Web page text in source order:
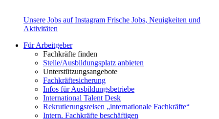
Unsere Jobs auf Instagram Frische Jobs, Neuigkeiten und
Aktivitäten
Für Arbeitgeber
Fachkräfte finden
Stelle/Ausbildungsplatz anbieten
Unterstützungsangebote
Fachkräftesicherung
Infos für Ausbildungsbetriebe
International Talent Desk
Rekrutierungsreisen „internationale Fachkräfte“
Intern. Fachkräfte beschäftigen